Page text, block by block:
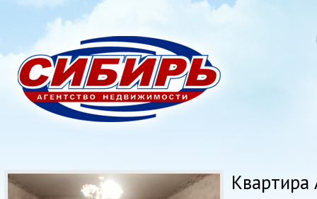
Квартира